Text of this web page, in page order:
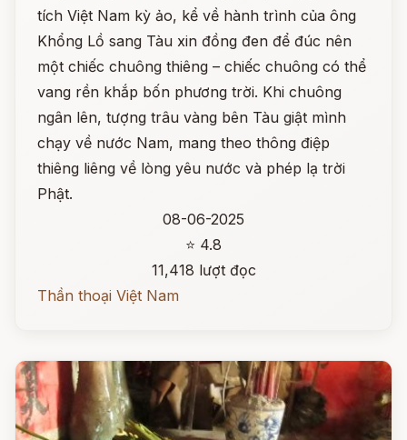
tích Việt Nam kỳ ảo, kể về hành trình của ông
Khổng Lồ sang Tàu xin đồng đen để đúc nên
một chiếc chuông thiêng – chiếc chuông có thể
vang rền khắp bốn phương trời. Khi chuông
ngân lên, tượng trâu vàng bên Tàu giật mình
chạy về nước Nam, mang theo thông điệp
thiêng liêng về lòng yêu nước và phép lạ trời
Phật.
08-06-2025
⭐ 4.8
11,418 lượt đọc
Thần thoại Việt Nam